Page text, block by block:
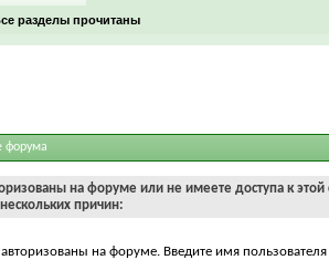
разделы прочитаны
форума
на форуме или не имеете доступа к этой
причин:
на форуме. Введите имя